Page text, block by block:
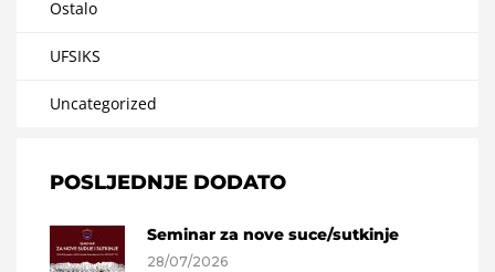
Ostalo
UFSIKS
Uncategorized
POSLJEDNJE DODATO
Seminar za nove suce/sutkinje
28/07/2026